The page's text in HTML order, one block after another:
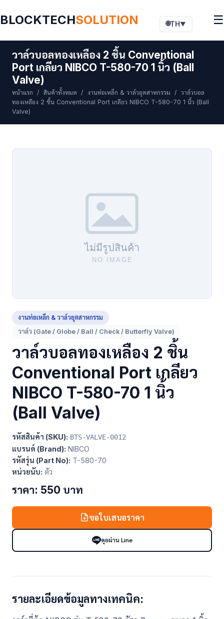
BLOCKTECHSOLUTION 🌐TH ▼ ☰
วาล์วบอลทองเหลือง 2 ชิ้น Conventional
Port เกลียว NIBCO T-580-70 1 นิ้ว (Ball
Valve)
หน้าแรก / สินค้าทั้งหมด / งานท่อเหล็ก & วาล์วอุตสาหกรรม / วาล์วบอล
ทองเหลือง 2 ชิ้น Conventional Port เกลียว NIBCO T-580-70 1 นิ้ว (Ball
Valve)
งานท่อเหล็ก & วาล์วอุตสาหกรรม
วาล์ว (Gate / Globe / Ball / Check / Butterfly Valve)
วาล์วบอลทองเหลือง 2 ชิ้น
Conventional Port เกลียว
NIBCO T-580-70 1 นิ้ว
(Ball Valve)
รหัสสินค้า (SKU): BTS-VALVE-0012
แบรนด์ (Brand): NIBCO
รหัสรุ่น (Part No): T-580-70
หน่วยนับ: ตัว
ราคา: 550 บาท
ขอใบเสนอราคา
คุยผ่าน Line
รายละเอียดข้อมูลทางเทคนิค: